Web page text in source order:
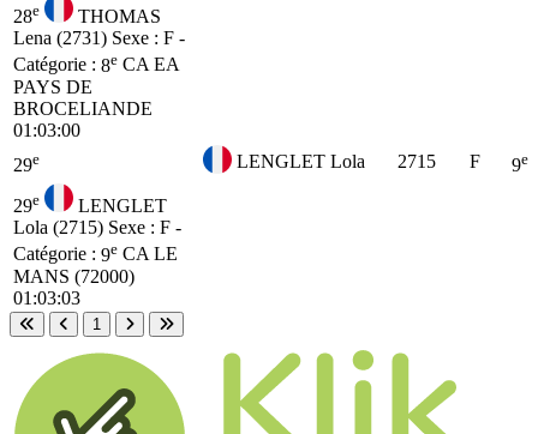
28e
THOMAS
Lena (2731) Sexe : F -
Catégorie : 8e CA EA
PAYS DE
BROCELIANDE
01:03:00
29e LENGLET Lola 2715 F 9e
29e
LENGLET
Lola (2715) Sexe : F -
Catégorie : 9e CA LE
MANS (72000)
01:03:03
Première page
Page précédente
1
Page suivante
Dernière page